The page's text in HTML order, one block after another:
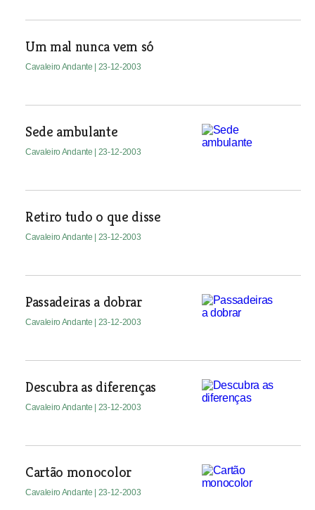
Um mal nunca vem só
Cavaleiro Andante | 23-12-2003
Sede ambulante
Cavaleiro Andante | 23-12-2003
Retiro tudo o que disse
Cavaleiro Andante | 23-12-2003
Passadeiras a dobrar
Cavaleiro Andante | 23-12-2003
Descubra as diferenças
Cavaleiro Andante | 23-12-2003
Cartão monocolor
Cavaleiro Andante | 23-12-2003